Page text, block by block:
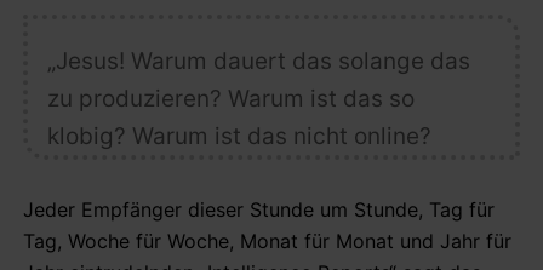
„Jesus! Warum dauert das solange das
zu produzieren? Warum ist das so
klobig? Warum ist das nicht online?
Jeder Empfänger dieser Stunde um Stunde, Tag für
Tag, Woche für Woche, Monat für Monat und Jahr für